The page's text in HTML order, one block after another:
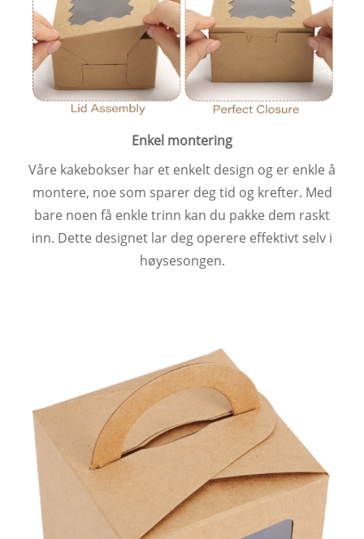
Enkel montering
Våre kakebokser har et enkelt design og er enkle å
montere, noe som sparer deg tid og krefter. Med
bare noen få enkle trinn kan du pakke dem raskt
inn. Dette designet lar deg operere effektivt selv i
høysesongen.